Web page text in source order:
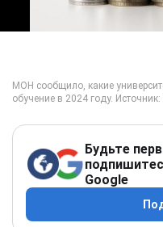
Будьте
Google